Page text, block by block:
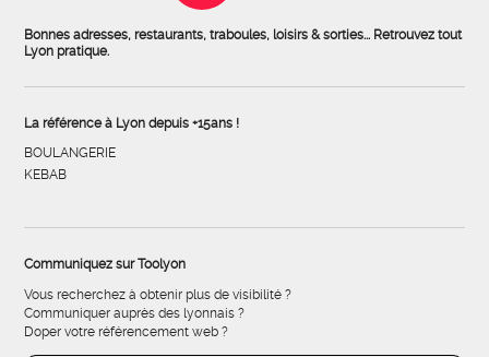
Bonnes adresses, restaurants, traboules, loisirs & sorties... Retrouvez tout
Lyon pratique.
La référence à Lyon depuis +15ans !
BOULANGERIE
KEBAB
Communiquez sur Toolyon
Vous recherchez à obtenir plus de visibilité ?
Communiquer auprès des lyonnais ?
Doper votre référencement web ?